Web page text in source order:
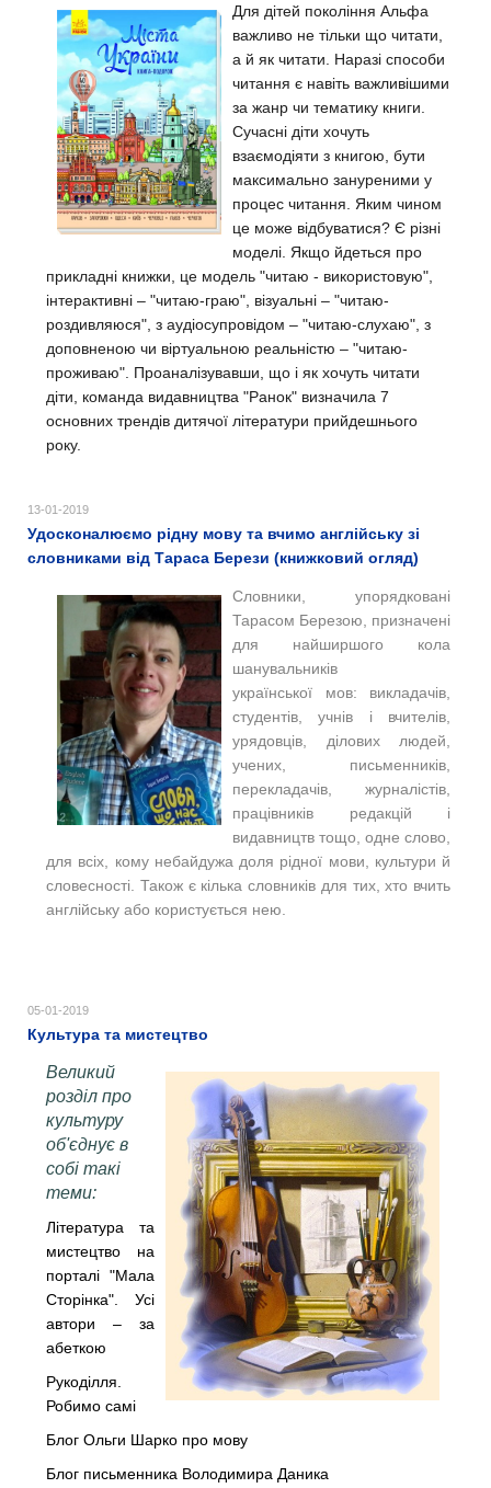
Для дітей покоління Альфа
важливо не тільки що читати,
а й як читати. Наразі способи
читання є навіть важливішими
за жанр чи тематику книги.
Сучасні діти хочуть
взаємодіяти з книгою, бути
максимально зануреними у
процес читання. Яким чином
це може відбуватися? Є різні
моделі. Якщо йдеться про
прикладні книжки, це модель "читаю - використовую",
інтерактивні – "читаю-граю", візуальні – "читаю-
роздивляюся", з аудіосупровідом – "читаю-слухаю", з
доповненою чи віртуальною реальністю – "читаю-
проживаю". Проаналізувавши, що і як хочуть читати
діти, команда видавництва "Ранок" визначила 7
основних трендів дитячої літератури прийдешнього
року.
13-01-2019
Удосконалюємо рідну мову та вчимо англійську зі
словниками від Тараса Берези (книжковий огляд)
Словники, упорядковані
Тарасом Березою, призначені
для найширшого кола
шанувальників
української мов: викладачів,
студентів, учнів і вчителів,
урядовців, ділових людей,
учених, письменників,
перекладачів, журналістів,
працівників редакцій і
видавництв тощо, одне слово,
для всіх, кому небайдужа доля рідної мови, культури й
словесності. Також є кілька словників для тих, хто вчить
англійську або користується нею.
05-01-2019
Культура та мистецтво
Великий
розділ про
культуру
об'єднує в
собі такі
теми:
Література та
мистецтво на
порталі "Мала
Сторінка". Усі
автори – за
абеткою
Рукоділля.
Робимо самі
Блог Ольги Шарко про мову
Блог письменника Володимира Даника